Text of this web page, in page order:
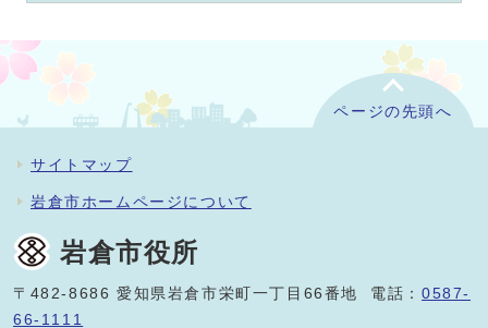
ページの先頭へ
サイトマップ
岩倉市ホームページについて
岩倉市役所
〒482-8686 愛知県岩倉市栄町一丁目66番地 電話：0587-
66-1111